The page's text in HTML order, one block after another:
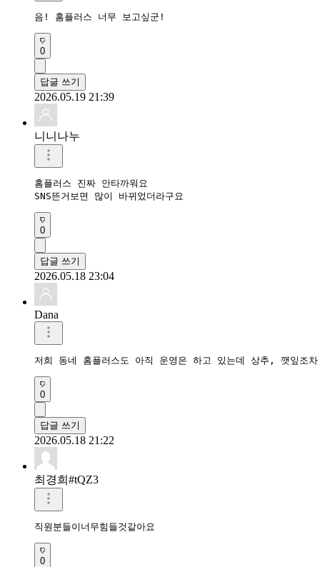
음! 홈플러스 너무 보고싶군!
0
답글 쓰기
2026.05.19 21:39
니니나누
홈플러스 진짜 안타까워요
SNS뜬거보면 많이 바뀌었더라구요
0
답글 쓰기
2026.05.18 23:04
Dana
저희 동네 홈플러스도 아직 운영은 하고 있는데 상추, 깻잎조
0
답글 쓰기
2026.05.18 21:22
최경희#tQZ3
직원분들이너무힘들것같아요
0